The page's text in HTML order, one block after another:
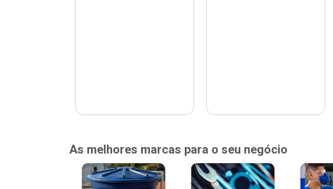
As melhores marcas para o seu negócio